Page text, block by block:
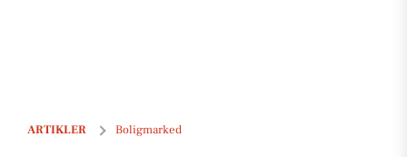
ARTIKLER Boligmarked
Strandgårdsvej 34, Bro Mark i Brenderup er solgt for 2.100.000 - se